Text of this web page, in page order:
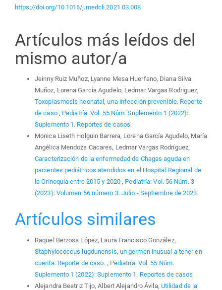
https://doi.org/10.1016/j.medcli.2021.03.008
Artículos más leídos del
mismo autor/a
Jeinny Ruiz Muñoz, Lyanne Mesa Huerfano, Diana Silva
Muñoz, Lorena Garcia Agudelo, Ledmar Vargas Rodriguez,
Toxoplasmosis neonatal, una infección prevenible. Reporte
de caso , Pediatría: Vol. 55 Núm. Suplemento 1 (2022):
Suplemento 1. Reportes de casos
Monica Liseth Holguin Barrera, Lorena García Agudelo, María
Angélica Mendoza Cacares, Ledmar Vargas Rodríguez,
Caracterización de la enfermedad de Chagas aguda en
pacientes pediátricos atendidos en el Hospital Regional de
la Orinoquía entre 2015 y 2020, Pediatría: Vol. 56 Núm. 3
(2023): Volumen 56 número 3. Julio - Septiembre de 2023
Artículos similares
Raquel Berzosa López, Laura Francisco González,
Staphylococcus lugdunensis, un germen inusual a tener en
cuenta. Reporte de caso. , Pediatría: Vol. 55 Núm.
Suplemento 1 (2022): Suplemento 1. Reportes de casos
Alejandra Beatriz Tijo, Albert Alejandro Ávila, Utilidad de la